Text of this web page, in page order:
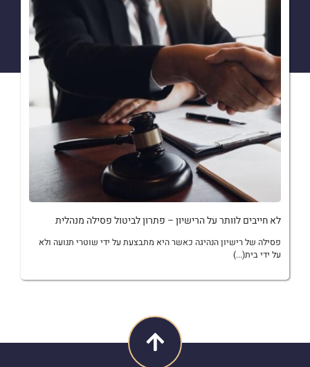
לא חייבים לוותר על הרישיון – פתרון לביטול פסילה מנהלית
פסילה של רישיון הנהיגה כאשר היא מתבצעת על ידי שוטרי תנועה ולא
על ידי בית(...)